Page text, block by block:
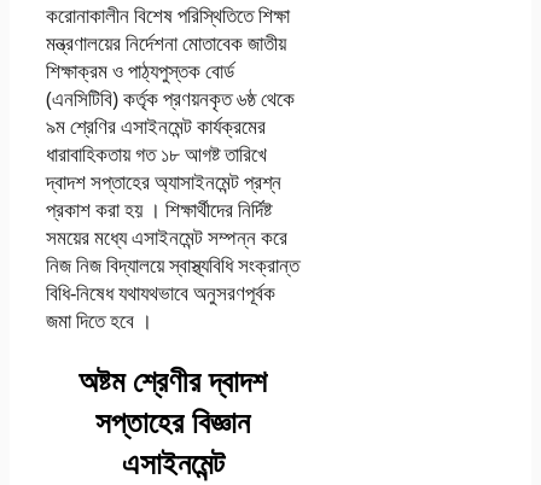
করোনাকালীন বিশেষ পরিস্থিতিতে শিক্ষা
মন্ত্রণালয়ের নির্দেশনা মোতাবেক জাতীয়
শিক্ষাক্রম ও পাঠ্যপুস্তক বাের্ড
(এনসিটিবি) কর্তৃক প্রণয়নকৃত ৬ষ্ঠ থেকে
৯ম শ্রেণির এসাইনমেন্ট কার্যক্রমের
ধারাবাহিকতায় গত ১৮ আগষ্ট তারিখে
দ্বাদশ সপ্তাহের অ্যাসাইনমেন্ট প্রশ্ন
প্রকাশ করা হয় । শিক্ষার্থীদের নির্দিষ্ট
সময়ের মধ্যে এসাইনমেন্ট সম্পন্ন করে
নিজ নিজ বিদ্যালয়ে স্বাস্থ্যবিধি সংক্রান্ত
বিধি-নিষেধ যথাযথভাবে অনুসরণপূর্বক
জমা দিতে হবে ।
অষ্টম শ্রেণীর দ্বাদশ
সপ্তাহের বিজ্ঞান
এসাইনমেন্ট